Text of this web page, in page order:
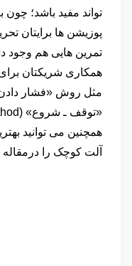
تواند مفید باشد؛
پوزیشن ها برایتان
تمرین هایی هم وجود
همکاری شریکتان برای
«توقف ـ شروع» (stop-start method).
همچنین می توانید
آلت کوچک را درمقاله